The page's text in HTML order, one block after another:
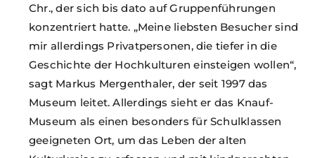
Chr., der sich bis dato auf Gruppenführungen
konzentriert hatte. „Meine liebsten Besucher sind
mir allerdings Privatpersonen, die tiefer in die
Geschichte der Hochkulturen einsteigen wollen“,
sagt Markus Mergenthaler, der seit 1997 das
Museum leitet. Allerdings sieht er das Knauf-
Museum als einen besonders für Schulklassen
geeigneten Ort, um das Leben der alten